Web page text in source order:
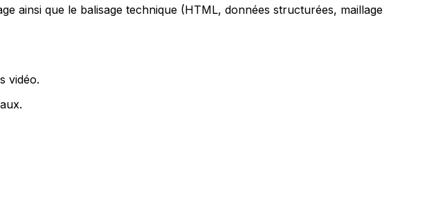
ainsi que le balisage technique (HTML, données structurées, maillage
vidéo.